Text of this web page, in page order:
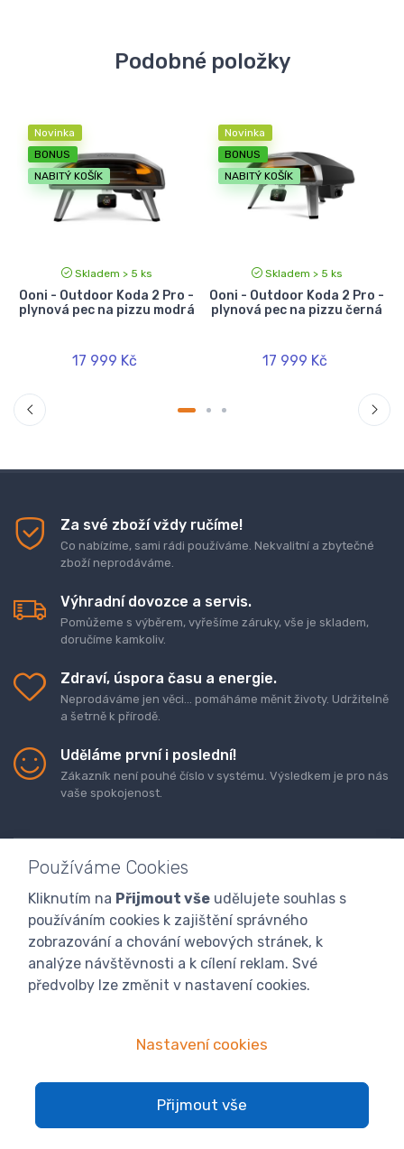
Podobné položky
Novinka
BONUS
NABITÝ KOŠÍK
Skladem > 5 ks
Ooni - Outdoor Koda 2 Pro -
plynová pec na pizzu modrá
17 999 Kč
Novinka
BONUS
NABITÝ KOŠÍK
Skladem > 5 ks
Ooni - Outdoor Koda 2 Pro -
plynová pec na pizzu černá
17 999 Kč
Za své zboží vždy ručíme!
Co nabízíme, sami rádi používáme. Nekvalitní a zbytečné
zboží neprodáváme.
Výhradní dovozce a servis.
Pomůžeme s výběrem, vyřešíme záruky, vše je skladem,
doručíme kamkoliv.
Zdraví, úspora času a energie.
Neprodáváme jen věci... pomáháme měnit životy. Udržitelně
a šetrně k přírodě.
Uděláme první i poslední!
Zákazník není pouhé číslo v systému. Výsledkem je pro nás
vaše spokojenost.
Doprava a platba zboží Kontaktujte nás
GDPR
Obchodní podmínky
Odstoupení od smlouvy
Program digitalizace
© 2024 atranet.czNastavení cookies
Používáme Cookies
Kliknutím na Přijmout vše udělujete souhlas s
používáním cookies k zajištění správného
zobrazování a chování webových stránek, k
analýze návštěvnosti a k cílení reklam. Své
předvolby lze změnit v nastavení cookies.
Nastavení cookies
Přijmout vše